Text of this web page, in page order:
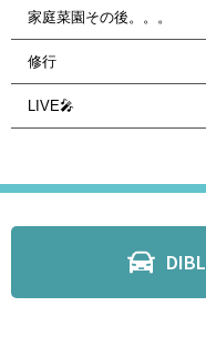
家庭菜園その後。。。
修行
LIVE🎤